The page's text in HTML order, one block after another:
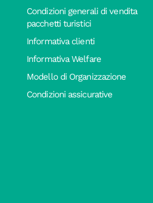
Condizioni generali di vendita
pacchetti turistici
Informativa clienti
Informativa Welfare
Modello di Organizzazione
Condizioni assicurative